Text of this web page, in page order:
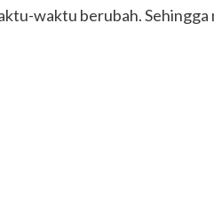
waktu berubah. Sehingga